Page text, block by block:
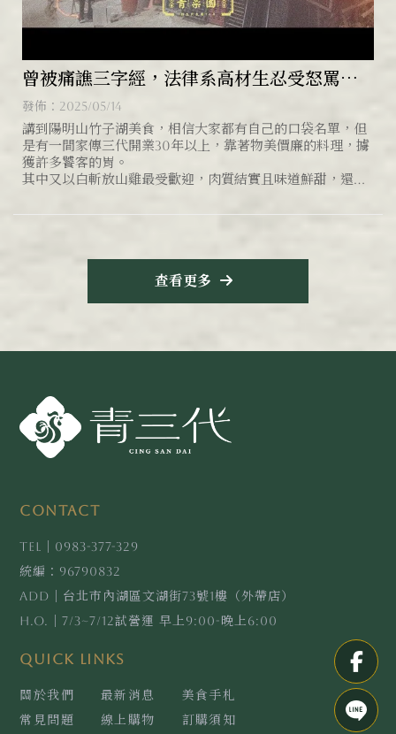
曾被痛譙三字經，法律系高材生忍受怒罵，
只為傳承阿嬤手藝！雞湯推薦/白斬雞腿宅配
發佈：2025/05/14
講到陽明山竹子湖美食，相信大家都有自己的口袋名單，但
是有一間家傳三代開業30年以上，靠著物美價廉的料理，擄
獲許多饕客的胃。
其中又以白斬放山雞最受歡迎，肉質結實且味道鮮甜，還有
查看更多
0983-377-329
96790832
台北市內湖區文湖街73號1樓（外帶店）
7/3~7/12試營運 早上9:00-晚上6:00
關於我們 最新消息
美食手札
常見問題
線上購物 訂購須知